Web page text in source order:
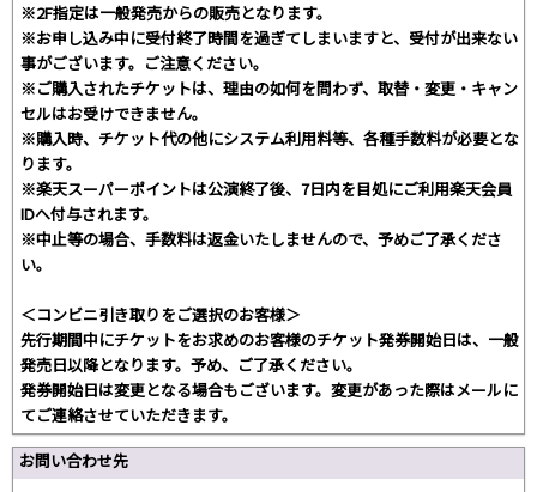
※2F指定は一般発売からの販売となります。
※お申し込み中に受付終了時間を過ぎてしまいますと、受付が出来ない
事がございます。ご注意ください。
※ご購入されたチケットは、理由の如何を問わず、取替・変更・キャン
セルはお受けできません。
※購入時、チケット代の他にシステム利用料等、各種手数料が必要とな
ります。
※楽天スーパーポイントは公演終了後、7日内を目処にご利用楽天会員
IDへ付与されます。
※中止等の場合、手数料は返金いたしませんので、予めご了承くださ
い。
＜コンビニ引き取りをご選択のお客様＞
先行期間中にチケットをお求めのお客様のチケット発券開始日は、一般
発売日以降となります。予め、ご了承ください。
発券開始日は変更となる場合もございます。変更があった際はメールに
てご連絡させていただきます。
お問い合わせ先